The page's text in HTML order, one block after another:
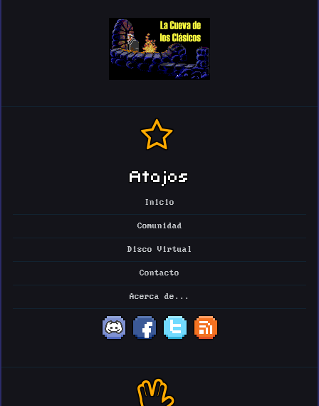
Atajos
Inicio
Comunidad
Disco Virtual
Contacto
Acerca de...